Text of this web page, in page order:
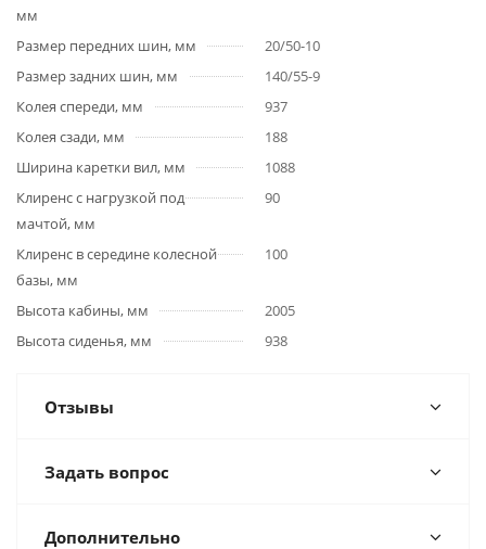
мм
Размер передних шин, мм
20/50-10
Размер задних шин, мм
140/55-9
Колея спереди, мм
937
Колея сзади, мм
188
Ширина каретки вил, мм
1088
Клиренс с нагрузкой под
мачтой, мм
90
Клиренс в середине колесной
базы, мм
100
Высота кабины, мм
2005
Высота сиденья, мм
938
Отзывы
Задать вопрос
Дополнительно